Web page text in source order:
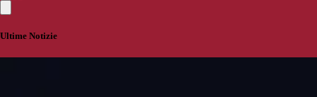
Ultime Notizie